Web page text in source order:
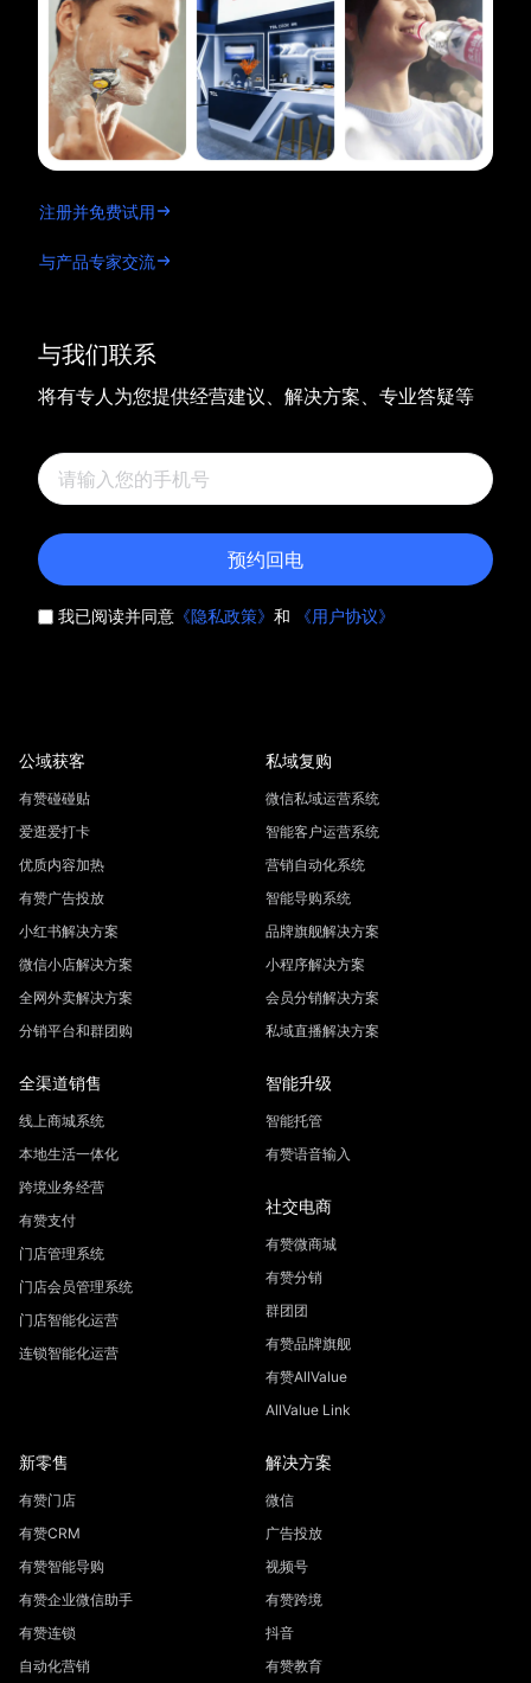
与我们联系
将有专人为您提供经营建议、解决方案、专业答疑等
预约回电
我已阅读并同意 《隐私政策》 和 《用户协议》
注册并免费试用
与产品专家交流
公域获客
有赞碰碰贴
爱逛爱打卡
优质内容加热
有赞广告投放
小红书解决方案
微信小店解决方案
全网外卖解决方案
分销平台和群团购
私域复购
微信私域运营系统
智能客户运营系统
营销自动化系统
智能导购系统
品牌旗舰解决方案
小程序解决方案
会员分销解决方案
私域直播解决方案
全渠道销售
线上商城系统
本地生活一体化
跨境业务经营
有赞支付
门店管理系统
门店会员管理系统
门店智能化运营
连锁智能化运营
智能升级
智能托管
有赞语音输入
社交电商
有赞微商城
有赞分销
群团团
有赞品牌旗舰
有赞AllValue
AllValue Link
新零售
有赞门店
有赞CRM
有赞智能导购
有赞企业微信助手
有赞连锁
自动化营销
解决方案
微信
广告投放
视频号
有赞跨境
抖音
有赞教育